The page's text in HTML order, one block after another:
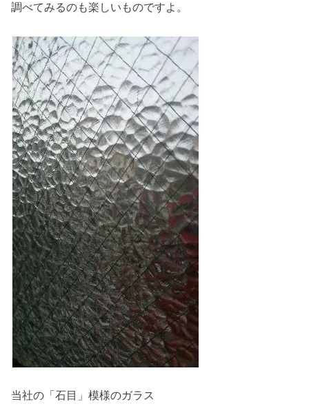
調べてみるのも楽しいものですよ。
当社の「石目」模様のガラス